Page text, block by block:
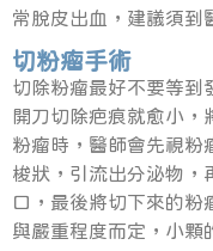
常脫皮出血，建議須到
切粉瘤手術
切除粉瘤最好不要等到
開刀切除疤痕就愈小，
粉瘤時，醫師會先視粉
梭狀，引流出分泌物，
口，最後將切下來的粉
與嚴重程度而定，小顆